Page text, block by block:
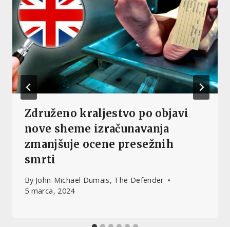
Združeno kraljestvo po objavi
nove sheme izračunavanja
zmanjšuje ocene presežnih
smrti
By John-Michael Dumais, The Defender
5 marca, 2024